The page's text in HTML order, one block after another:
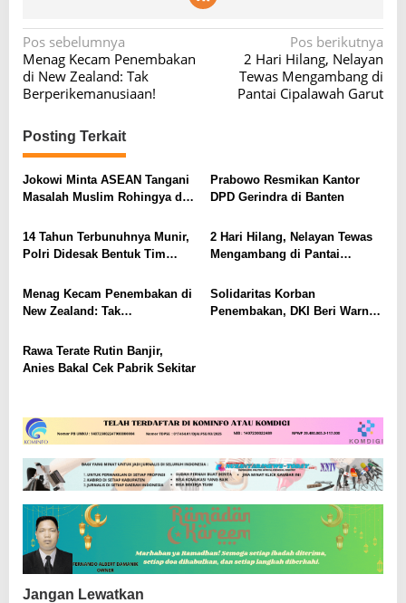
N
a
v
g
a
s
p
s
Pos sebelumnya
Menag Kecam Penembakan
di New Zealand: Tak
Berperikemanusiaan!
Pos berikutnya
2 Hari Hilang, Nelayan
Tewas Mengambang di
Pantai Cipalawah Garut
Posting Terkait
Jokowi Minta ASEAN Tangani
Masalah Muslim Rohingya di
Prabowo Resmikan Kantor
DPD Gerindra di Banten
14 Tahun Terbunuhnya Munir,
Polri Didesak Bentuk Tim
2 Hari Hilang, Nelayan Tewas
Mengambang di Pantai
Menag Kecam Penembakan di
New Zealand: Tak
Solidaritas Korban
Penembakan, DKI Beri Warna
Rawa Terate Rutin Banjir,
Anies Bakal Cek Pabrik Sekitar
Jangan Lewatkan